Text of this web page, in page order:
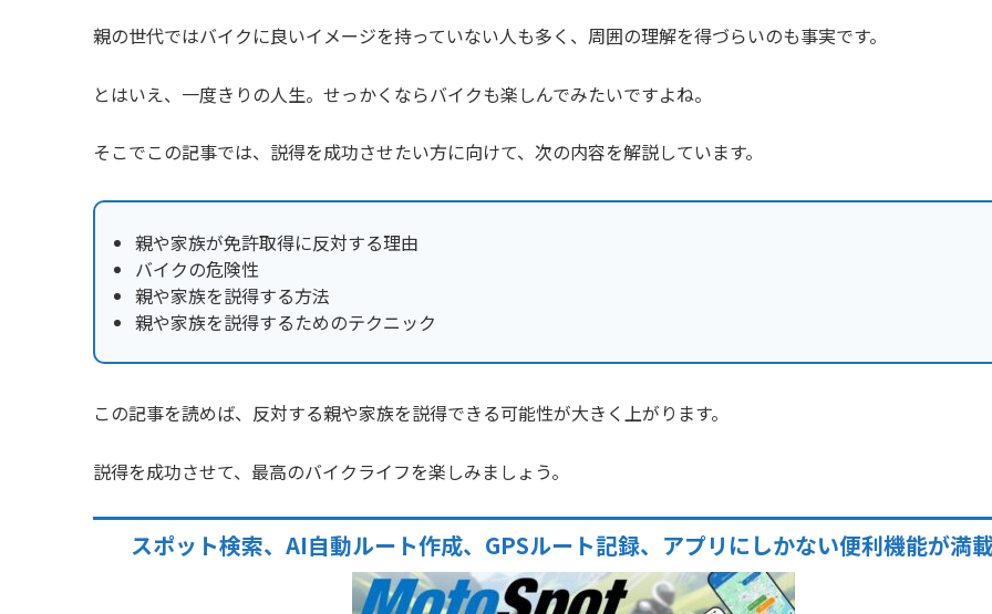
親の世代ではバイクに良いイメージを持っていない人も多く、周囲の理解を得づらいのも事実です。
とはいえ、一度きりの人生。せっかくならバイクも楽しんでみたいですよね。
そこでこの記事では、説得を成功させたい方に向けて、次の内容を解説しています。
親や家族が免許取得に反対する理由
バイクの危険性
親や家族を説得する方法
親や家族を説得するためのテクニック
この記事を読めば、反対する親や家族を説得できる可能性が大きく上がります。
説得を成功させて、最高のバイクライフを楽しみましょう。
スポット検索、AI自動ルート作成、GPSルート記録、アプリにしかない便利機能が満